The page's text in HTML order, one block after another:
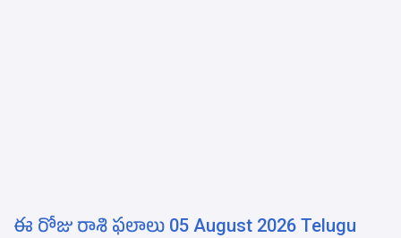
ఈ రోజు రాశి ఫలాలు 05 August 2026 Telugu